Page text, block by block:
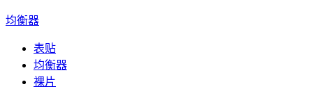
均衡器
表贴
均衡器
裸片